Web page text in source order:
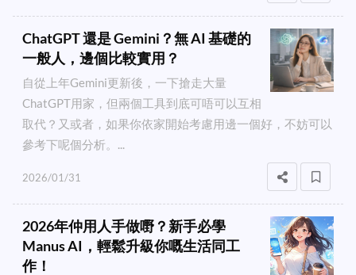
ChatGPT 還是 Gemini？無 AI 基礎的
一般人，邊個比較實用？
自從上年Gemini更新後，一下搶走大量
ChatGPT用家，但兩個工具到底可唔可以互相
取代？又或者，如果你依家開始考慮用邊一個好，不妨可以
參考下呢個分析。...
2026/01/31
2026年仲用人手做嘢？新手必學
Manus AI，輕鬆升級你嘅生活同工
作！